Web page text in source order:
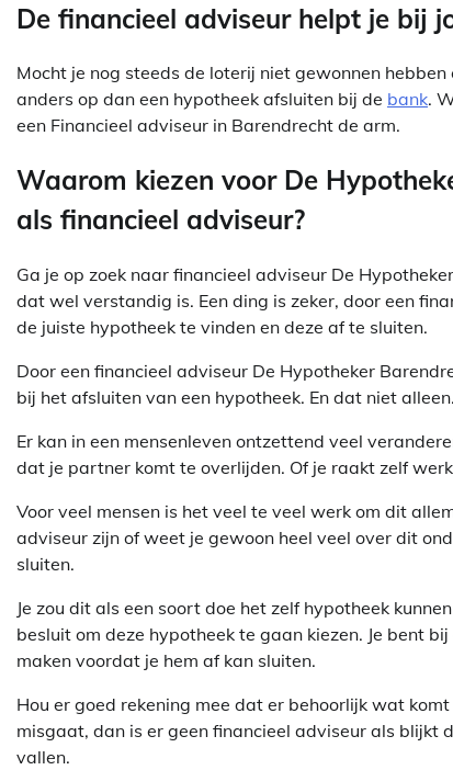
De financieel adviseur helpt je bij
Mocht je nog steeds de loterij niet gewonnen
anders op dan een hypotheek afsluiten bij de bank.
een Financieel adviseur in Barendrecht de arm.
Waarom kiezen voor De
als financieel adviseur?
Ga je op zoek naar financieel adviseur De
dat wel verstandig is. Een ding is zeker, door een
de juiste hypotheek te vinden en deze af te sluiten.
Door een financieel adviseur De Hypotheker
bij het afsluiten van een hypotheek. En dat niet
Er kan in een mensenleven ontzettend veel
dat je partner komt te overlijden. Of je raakt zelf
Voor veel mensen is het veel te veel werk om dit
adviseur zijn of weet je gewoon heel veel over dit
sluiten.
Je zou dit als een soort doe het zelf hypotheek
besluit om deze hypotheek te gaan kiezen. Je bent
maken voordat je hem af kan sluiten.
Hou er goed rekening mee dat er behoorlijk wat
misgaat, dan is er geen financieel adviseur als blijkt
vallen.